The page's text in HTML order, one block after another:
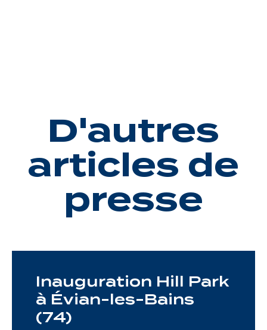
D'autres
articles de
presse
Inauguration Hill Park
à Évian-les-Bains
(74)